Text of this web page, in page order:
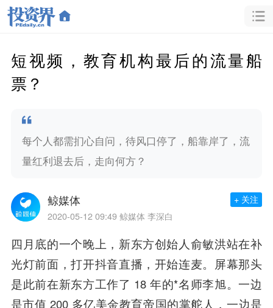
短视频，教育机构最后的流量船
票？
每个人都需扪心自问，待风口停了，船靠岸了，流
量红利退去后，走向何方？
鲸媒体
2020-05-12 09:49 鲸媒体 李深白
+ 关注
四月底的一个晚上， 新东方创始人俞敏洪站在补
光灯前面，打开抖音直播，开始连麦。屏幕那头
是此前在新东方工作了 18 年的*名师李旭。一边
是市值 200 多亿美金教育帝国的掌舵人，一边是